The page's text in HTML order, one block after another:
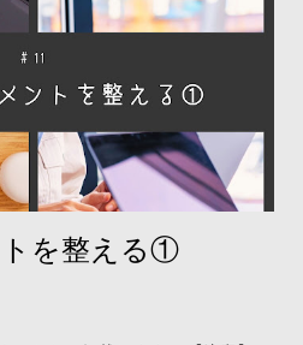
を整える①